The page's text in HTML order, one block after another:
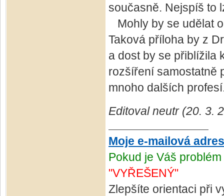
současně. Nejspíš to
Mohly by se udělat
Taková příloha by z
a dost by se přiblížila
rozšíření samostatně
mnoho dalších
Editoval neutr (20. 3.
Moje e-mailová
Pokud je Váš
"VYŘEŠENÝ"
Zlepšíte orientaci při